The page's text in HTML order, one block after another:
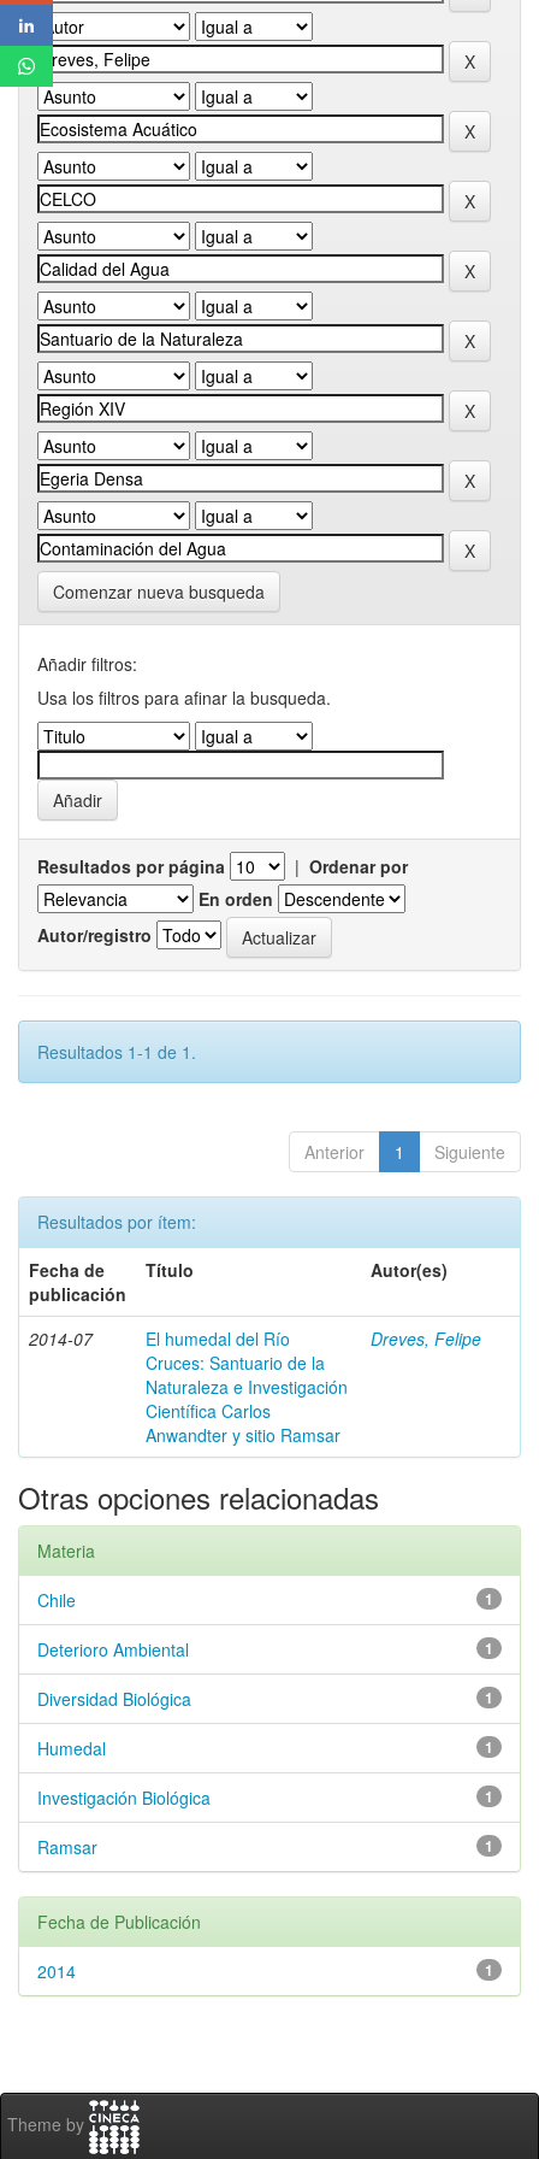
Comenzar nueva busqueda
Añadir filtros:
Usa los filtros para afinar la busqueda.
Resultados por página | Ordenar por
En orden
Autor/registro
Resultados 1-1 de 1.
Anterior 1 Siguiente
Resultados por ítem:
Fecha de
publicación
Título Autor(es)
2014-07
El humedal del Río
Cruces: Santuario de la
Naturaleza e Investigación
Científica Carlos
Anwandter y sitio Ramsar
Dreves, Felipe
Otras opciones relacionadas
Materia
1
Chile
1
Deterioro Ambiental
1
Diversidad Biológica
1
Humedal
1
Investigación Biológica
1
Ramsar
Fecha de Publicación
1
2014
Theme by